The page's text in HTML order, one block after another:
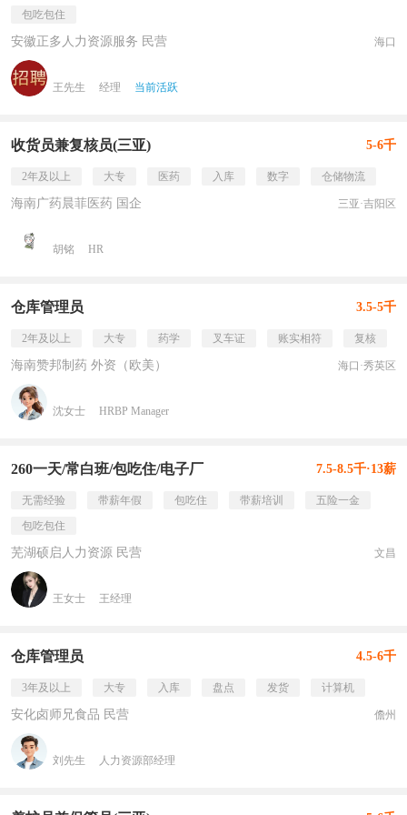
包吃包住
安徽正多人力资源服务 民营 海口
王先生 经理 当前活跃
收货员兼复核员(三亚) 5-6千
2年及以上 大专 医药 入库 数字 仓储物流
海南广药晨菲医药 国企 三亚·吉阳区
胡铭 HR
仓库管理员 3.5-5千
2年及以上 大专 药学 叉车证 账实相符 复核
海南赞邦制药 外资（欧美） 海口·秀英区
沈女士 HRBP Manager
260一天/常白班/包吃住/电子厂 7.5-8.5千·13薪
无需经验 带薪年假 包吃住 带薪培训
五险一金
包吃包住
芜湖硕启人力资源 民营 文昌
王女士 王经理
仓库管理员 4.5-6千
3年及以上 大专 入库 盘点 发货 计算机
安化卤师兄食品 民营 儋州
刘先生 人力资源部经理